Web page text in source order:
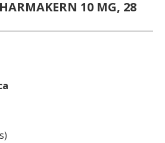
10 MG, 28